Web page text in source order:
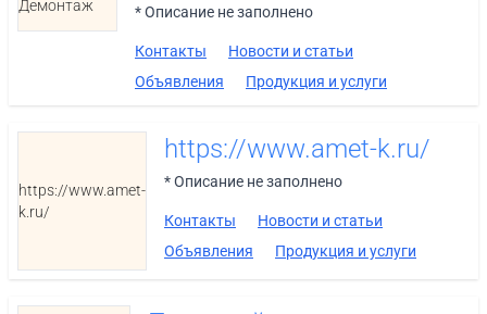
Демонтаж
* Описание не заполнено
Контакты
Новости и статьи
Объявления
Продукция и услуги
https://www.amet-
k.ru/
https://www.amet-k.ru/
* Описание не заполнено
Контакты
Новости и статьи
Объявления
Продукция и услуги